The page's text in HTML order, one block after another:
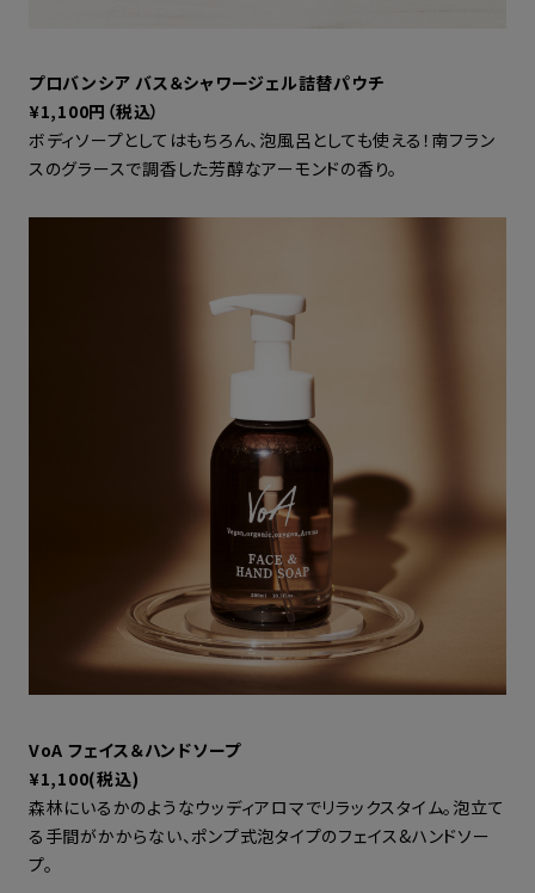
プロバンシア バス＆シャワージェル詰替パウチ
¥1,100円（税込）
ボディソープとしてはもちろん、泡風呂としても使える！南フラン
スのグラースで調香した芳醇なアーモンドの香り。
VoA フェイス＆ハンドソープ
¥1,100(税込)
森林にいるかのようなウッディアロマでリラックスタイム。泡立て
る手間がかからない、ポンプ式泡タイプのフェイス&ハンドソー
プ。